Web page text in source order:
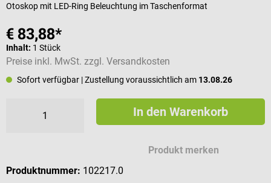
Otoskop mit LED-Ring Beleuchtung im Taschenformat
€ 83,88*
Inhalt: 1 Stück
Preise inkl. MwSt. zzgl. Versandkosten
Sofort verfügbar | Zustellung voraussichtlich am 13.08.26
In den Warenkorb
Produkt merken
Produktnummer: 102217.0